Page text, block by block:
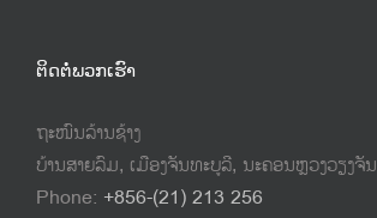
ຕິດຕໍ່ພວກເຮົາ
ຖະໜົນລ້ານຊ້າງ
ບ້ານສາຍລົມ, ເມືອງຈັນທະບູລີ, ນະຄອນຫຼວງວຽງຈັນ
Phone: +856-(21) 213 256